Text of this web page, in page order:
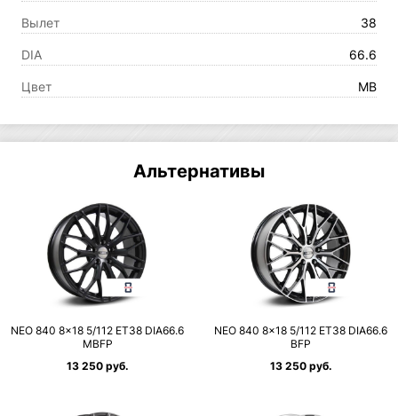
Вылет 38
DIA 66.6
Цвет MB
Альтернативы
NEO 840 8×18 5/112 ET38 DIA66.6
MBFP
13 250 руб.
NEO 840 8×18 5/112 ET38 DIA66.6
BFP
13 250 руб.